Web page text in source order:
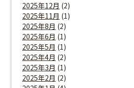
2025年12月 (2)
2025年11月 (1)
2025年8月 (2)
2025年6月 (1)
2025年5月 (1)
2025年4月 (2)
2025年3月 (1)
2025年2月 (2)